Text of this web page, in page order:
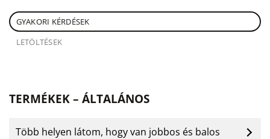
GYAKORI KÉRDÉSEK
LETÖLTÉSEK
TERMÉKEK – ÁLTALÁNOS
Több helyen látom, hogy van jobbos és balos